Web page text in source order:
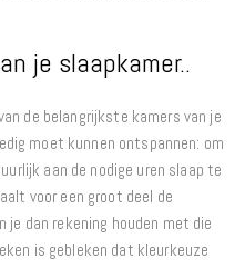
je slaapkamer..
de belangrijkste kamers van je
moet kunnen ontspannen: om
aan de nodige uren slaap te
voor een groot deel de
dan rekening houden met die
is gebleken dat kleurkeuze